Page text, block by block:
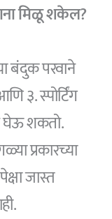
मिळू शकेल?
बंदुक परवाने
३. स्पोर्टिंग
घेऊ शकतो.
प्रकारच्या
जास्त